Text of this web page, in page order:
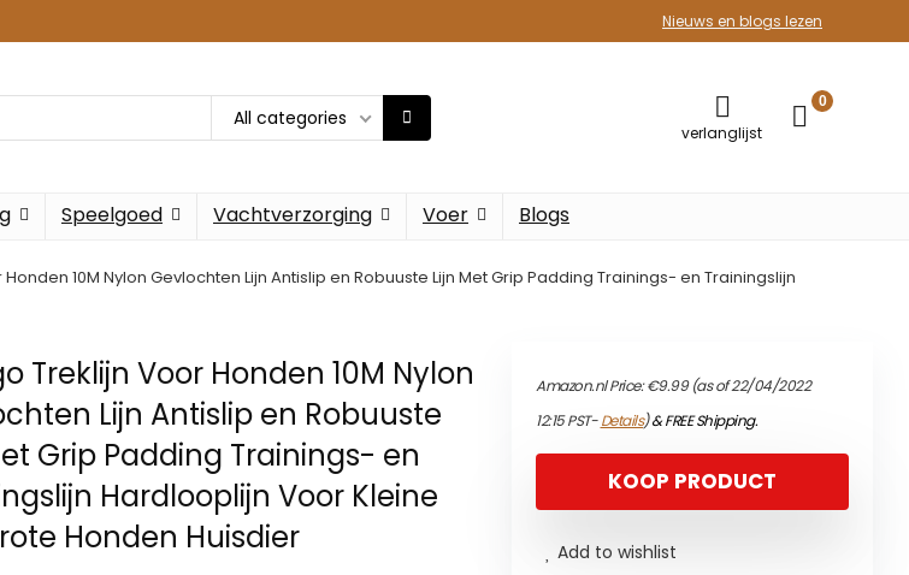
Nieuws en blogs lezen
All categories
verlanglijst
0
Speelgoed Vachtverzorging Voer Blogs
10M Nylon Gevlochten Lijn Antislip en Robuuste Lijn Met Grip Padding Trainings- en Trainingslijn
Treklijn Voor Honden 10M Nylon
Lijn Antislip en Robuuste
Grip Padding Trainings- en
Hardlooplijn Voor Kleine
Honden Huisdier
Amazon.nl Price:€9.99(as of 22/04/2022
12:15 PST-Details)&FREE Shipping.
KOOP PRODUCT
Add to wishlist